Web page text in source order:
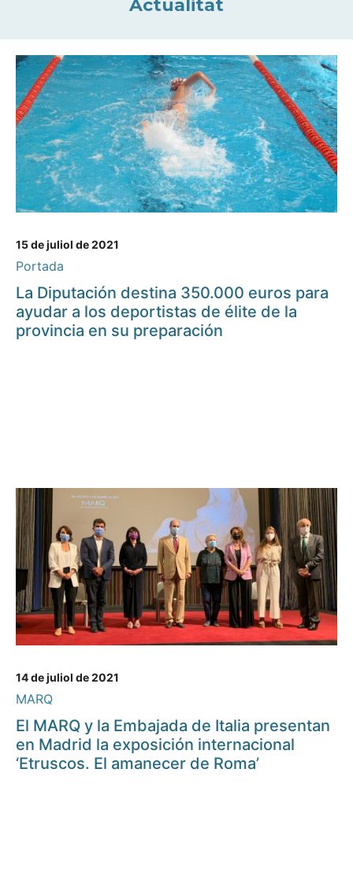
Actualitat
15 de juliol de 2021
Portada
La Diputación destina 350.000 euros para
ayudar a los deportistas de élite de la
provincia en su preparación
14 de juliol de 2021
MARQ
El MARQ y la Embajada de Italia presentan
en Madrid la exposición internacional
‘Etruscos. El amanecer de Roma’